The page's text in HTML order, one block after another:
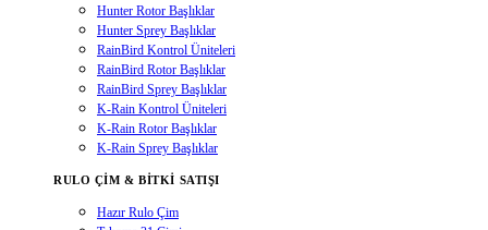
Hunter Rotor Başlıklar
Hunter Sprey Başlıklar
RainBird Kontrol Üniteleri
RainBird Rotor Başlıklar
RainBird Sprey Başlıklar
K-Rain Kontrol Üniteleri
K-Rain Rotor Başlıklar
K-Rain Sprey Başlıklar
RULO ÇIM & BITKI SATIŞI
Hazır Rulo Çim